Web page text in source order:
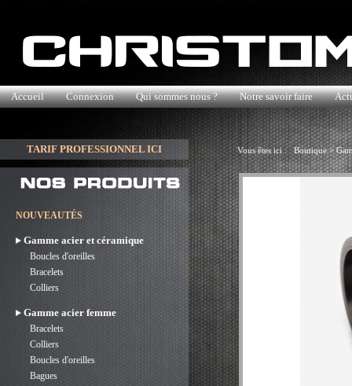
Accueil Connexion Qui sommes nous ? Notre savoir faire
TARIF PROFESSIONNEL ICI
NOUVEAUTÉS
Gamme acier et céramique
Boucles d'oreilles
Bracelets
Colliers
Gamme acier femme
Bracelets
Colliers
Boucles d'oreilles
Bagues
Vous êtes ici :Boutique>